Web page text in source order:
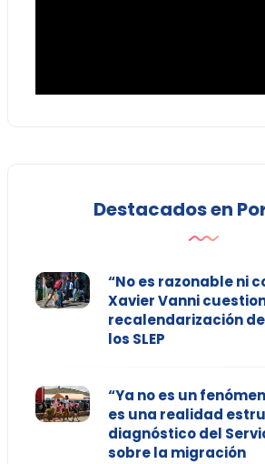
Destacados en
“No es razonable ni
Xavier Vanni
recalendarización
los SLEP
“Ya no es un
es una realidad
diagnóstico del
sobre la migración